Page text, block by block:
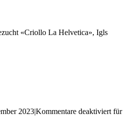
«Criollo La Helvetica», Igls
2023|Kommentare deaktiviert für